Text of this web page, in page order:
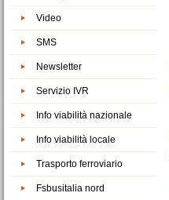
Video
SMS
Newsletter
Servizio IVR
Info viabilità nazionale
Info viabilità locale
Trasporto ferroviario
Fsbusitalia nord